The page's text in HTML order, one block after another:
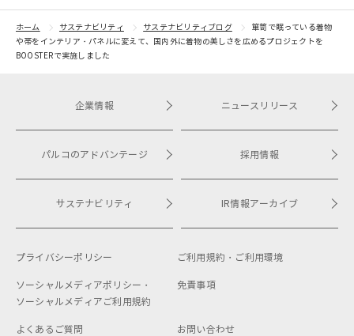
トをピックアップしてご
紹介
ホーム サステナビリティ サステナビリティブログ
箪笥で眠っている着物
や帯をインテリア・パネルに変えて、国内外に着物の美しさを広めるプロジェクトを
BOOSTERで実施しました
企業情報
パルコのアドバンテージ
サステナビリティ
ニュースリリース
採用情報
IR情報アーカイブ
プライバシーポリシー ご利用規約・ ご利用環境
ソーシャルメディアポリシー・
ソーシャルメディアご利用規約
免責事項
よくあるご質問 お問い合わせ